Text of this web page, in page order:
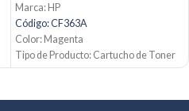
Marca: HP
Código: CF363A
Color: Magenta
Tipo de Producto: Cartucho de Toner
508A
Rendimiento: Hasta 5000 páginas